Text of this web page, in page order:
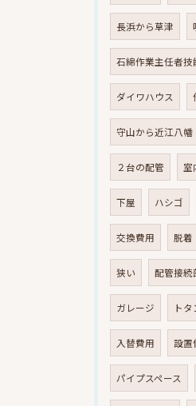
長浜から草津
石綿作業主任者技
ダイワハウス
守山から近江八幡
２台の配管 室
下屋 ハシゴ
交換費用 脱着
狭い 配管接続
ガレージ ト
入替費用 設置
パイプスペース